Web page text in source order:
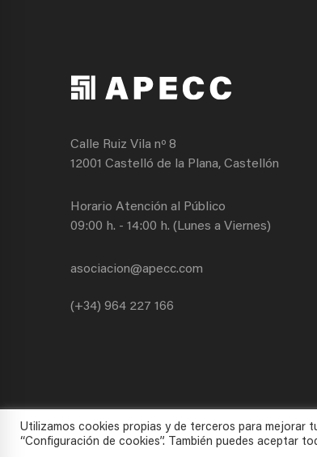
Calle Ruiz Vila nº 8
12001 Castelló de la Plana, Castellón
Horario Atención al Público
09:00 h. - 14:00 h. (Lunes a Viernes)
asociacion@apecc.com
(+34) 964 227 166
Utilizamos cookies propias y de terceros para mejorar
“Configuración de cookies”. También puedes aceptar